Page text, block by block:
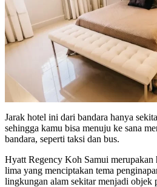
Jarak hotel ini dari bandara hanya
sehingga kamu bisa menuju ke sana
bandara, seperti taksi dan bus.
Hyatt Regency Koh Samui merupakan
lima yang menciptakan tema
lingkungan alam sekitar menjadi objek